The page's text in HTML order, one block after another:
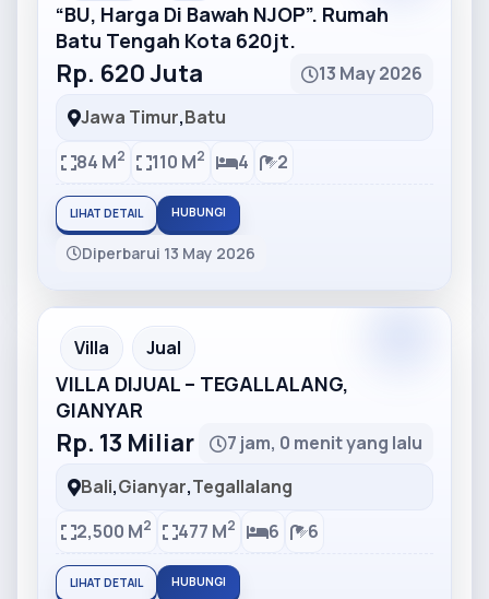
“BU, Harga Di Bawah NJOP”. Rumah
Batu Tengah Kota 620jt.
Rp. 620 Juta
13 May 2026
Jawa Timur,Batu
84 M2 110 M2 4 2
LIHAT DETAIL HUBUNGI
Diperbarui 13 May 2026
Partner Ad
Villa Jual
VILLA DIJUAL – TEGALLALANG,
GIANYAR
Rp. 13 Miliar
7 jam, 0 menit yang lalu
Bali,Gianyar,Tegallalang
2,500 M2 477 M2 6 6
LIHAT DETAIL HUBUNGI